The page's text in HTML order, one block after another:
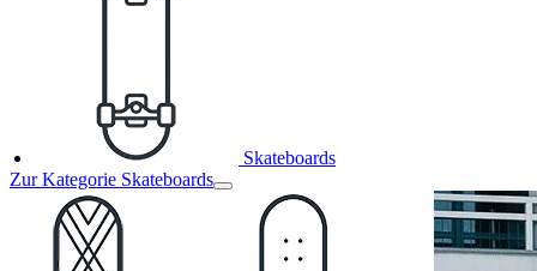
Skateboards
Zur Kategorie Skateboards